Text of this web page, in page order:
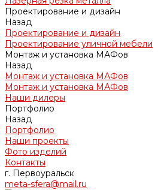
Проектирование и дизайн
Назад
Проектирование и дизайн
Проектирование уличной мебели
Монтаж и установка МАФов
Назад
Монтаж и установка МАФов
Монтаж и установка МАФов
Наши дилеры
Портфолио
Назад
Портфолио
Наши проекты
Фото изделий
Контакты
г. Первоуральск
meta-sfera@mail.ru